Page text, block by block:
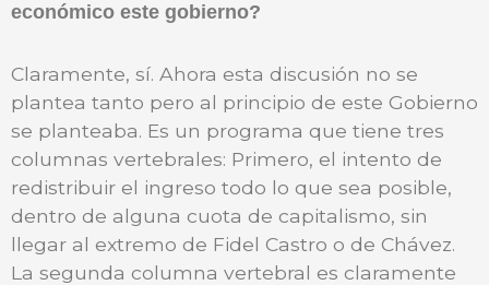
económico este gobierno?
Claramente, sí. Ahora esta discusión no se
plantea tanto pero al principio de este Gobierno
se planteaba. Es un programa que tiene tres
columnas vertebrales: Primero, el intento de
redistribuir el ingreso todo lo que sea posible,
dentro de alguna cuota de capitalismo, sin
llegar al extremo de Fidel Castro o de Chávez.
La segunda columna vertebral es claramente